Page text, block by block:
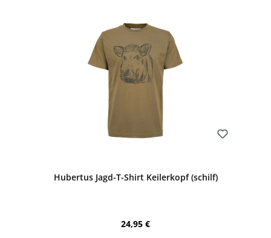
Hubertus Jagd-T-Shirt Keilerkopf (schilf)
Regulärer Preis:
24,95 €